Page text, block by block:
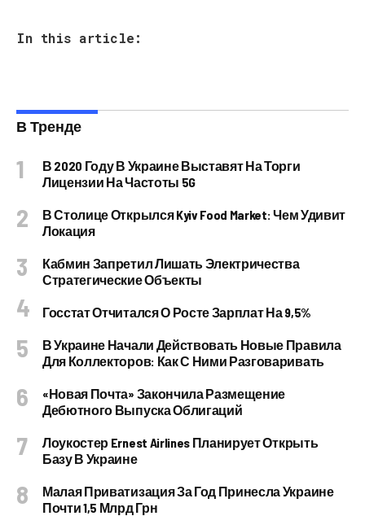
In this article:
В Тренде
В 2020 Году В Украине Выставят На Торги
Лицензии На Частоты 5G
В Столице Открылся Kyiv Food Market: Чем Удивит
Локация
Кабмин Запретил Лишать Электричества
Стратегические Объекты
Госстат Отчитался О Росте Зарплат На 9,5%
В Украине Начали Действовать Новые Правила
Для Коллекторов: Как С Ними Разговаривать
«Новая Почта» Закончила Размещение
Дебютного Выпуска Облигаций
Лоукостер Ernest Airlines Планирует Открыть
Базу В Украине
Малая Приватизация За Год Принесла Украине
Почти 1,5 Млрд Грн